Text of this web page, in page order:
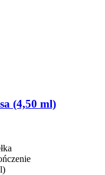
(4,50 ml)